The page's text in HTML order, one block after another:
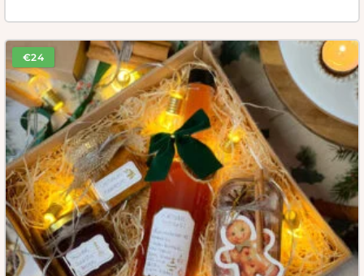
€24